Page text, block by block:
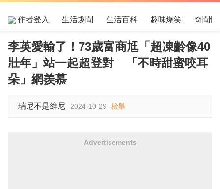
作者登入 生活趣聞 生活百科 趣味爆笑 奇聞怪
李英愛輸了！73歲富商尪「超凍齡像40
壯年」站一起超登對 「不時甜蜜咬耳
朵」網羨慕
瑞尼不是維尼 2024-10-29 檢舉
Advertisements